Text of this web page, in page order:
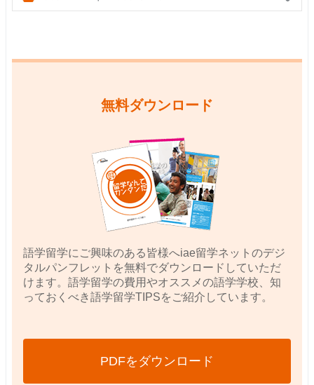
無料ダウンロード
語学留学にご興味のある皆様へiae留学ネットのデジ
タルパンフレットを無料でダウンロードしていただ
けます。語学留学の費用やオススメの語学学校、知
っておくべき語学留学TIPSをご紹介しています。
PDFをダウンロード